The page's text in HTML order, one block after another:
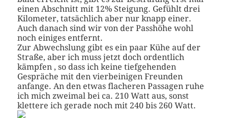
einen Abschnitt mit 12% Steigung. Gefühlt drei
Kilometer, tatsächlich aber nur knapp einer.
Auch danach sind wir von der Passhöhe wohl
noch einiges entfernt.
Zur Abwechslung gibt es ein paar Kühe auf der
Straße, aber ich muss jetzt doch ordentlich
kämpfen , so dass ich keine tiefgehenden
Gespräche mit den vierbeinigen Freunden
anfange. An den etwas flacheren Passagen ruhe
ich mich zweimal bei ca. 210 Watt aus, sonst
klettere ich gerade noch mit 240 bis 260 Watt.